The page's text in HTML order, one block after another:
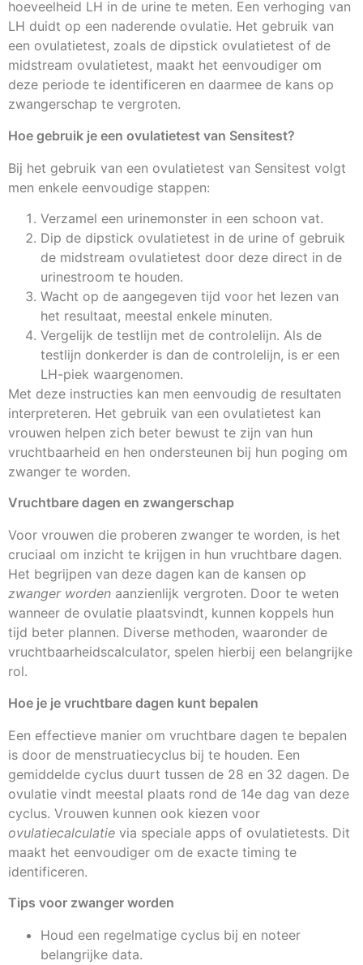
hoeveelheid LH in de urine te meten. Een verhoging van
LH duidt op een naderende ovulatie. Het gebruik van
een ovulatietest, zoals de dipstick ovulatietest of de
midstream ovulatietest, maakt het eenvoudiger om
deze periode te identificeren en daarmee de kans op
zwangerschap te vergroten.
Hoe gebruik je een ovulatietest van Sensitest?
Bij het gebruik van een ovulatietest van Sensitest volgt
men enkele eenvoudige stappen:
Verzamel een urinemonster in een schoon vat.
Dip de dipstick ovulatietest in de urine of gebruik
de midstream ovulatietest door deze direct in de
urinestroom te houden.
Wacht op de aangegeven tijd voor het lezen van
het resultaat, meestal enkele minuten.
Vergelijk de testlijn met de controlelijn. Als de
testlijn donkerder is dan de controlelijn, is er een
LH-piek waargenomen.
Met deze instructies kan men eenvoudig de resultaten
interpreteren. Het gebruik van een ovulatietest kan
vrouwen helpen zich beter bewust te zijn van hun
vruchtbaarheid en hen ondersteunen bij hun poging om
zwanger te worden.
Vruchtbare dagen en zwangerschap
Voor vrouwen die proberen zwanger te worden, is het
cruciaal om inzicht te krijgen in hun vruchtbare dagen.
Het begrijpen van deze dagen kan de kansen op
zwanger worden aanzienlijk vergroten. Door te weten
wanneer de ovulatie plaatsvindt, kunnen koppels hun
tijd beter plannen. Diverse methoden, waaronder de
vruchtbaarheidscalculator, spelen hierbij een belangrijke
rol.
Hoe je je vruchtbare dagen kunt bepalen
Een effectieve manier om vruchtbare dagen te bepalen
is door de menstruatiecyclus bij te houden. Een
gemiddelde cyclus duurt tussen de 28 en 32 dagen. De
ovulatie vindt meestal plaats rond de 14e dag van deze
cyclus. Vrouwen kunnen ook kiezen voor
ovulatiecalculatie via speciale apps of ovulatietests. Dit
maakt het eenvoudiger om de exacte timing te
identificeren.
Tips voor zwanger worden
Houd een regelmatige cyclus bij en noteer
belangrijke data.